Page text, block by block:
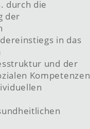
durch die
der
in das
und der
Kompetenzen